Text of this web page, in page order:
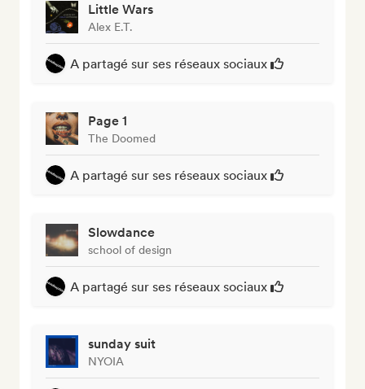
Little Wars
Alex E.T.
A partagé sur ses réseaux sociaux
Page 1
The Doomed
A partagé sur ses réseaux sociaux
Slowdance
school of design
A partagé sur ses réseaux sociaux
sunday suit
NYOIA